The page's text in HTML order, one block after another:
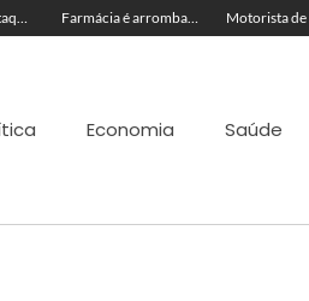
Seadh repudia ataque racista contra Rainha da Expoacre 2026 e reforça combate à discriminação Farmácia é arrombada e tem estoque de canetas emagrecedoras levado em Rio Branco
Economia Saúde